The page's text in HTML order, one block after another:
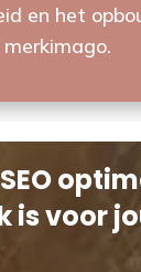
en het
is voor